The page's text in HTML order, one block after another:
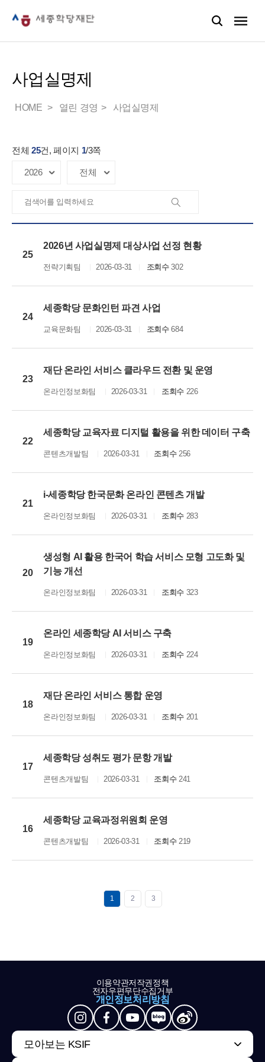
사업실명제
HOME 열린 경영 사업실명제
전체 25건, 페이지 1/3쪽
25
2026년 사업실명제 대상사업 선정 현황
전략기획팀 2026-03-31 조회수302
24
세종학당 문화인턴 파견 사업
교육문화팀 2026-03-31 조회수684
23
재단 온라인 서비스 클라우드 전환 및 운영
온라인정보화팀 2026-03-31 조회수 226
22
세종학당 교육자료 디지털 활용을 위한 데이터 구축
콘텐츠개발팀 2026-03-31 조회수256
21
i-세종학당 한국문화 온라인 콘텐츠 개발
온라인정보화팀 2026-03-31 조회수 283
20
생성형 AI 활용 한국어 학습 서비스 모형 고도화 및
기능 개선
온라인정보화팀 2026-03-31 조회수 323
19
온라인 세종학당 AI 서비스 구축
온라인정보화팀 2026-03-31 조회수 224
18
재단 온라인 서비스 통합 운영
온라인정보화팀 2026-03-31 조회수 201
17
세종학당 성취도 평가 문항 개발
콘텐츠개발팀 2026-03-31 조회수241
16
세종학당 교육과정위원회 운영
콘텐츠개발팀 2026-03-31 조회수219
1 2 3
이용약관저작권정책
전자우편무단수집거부
개인정보처리방침
모아보는 KSIF